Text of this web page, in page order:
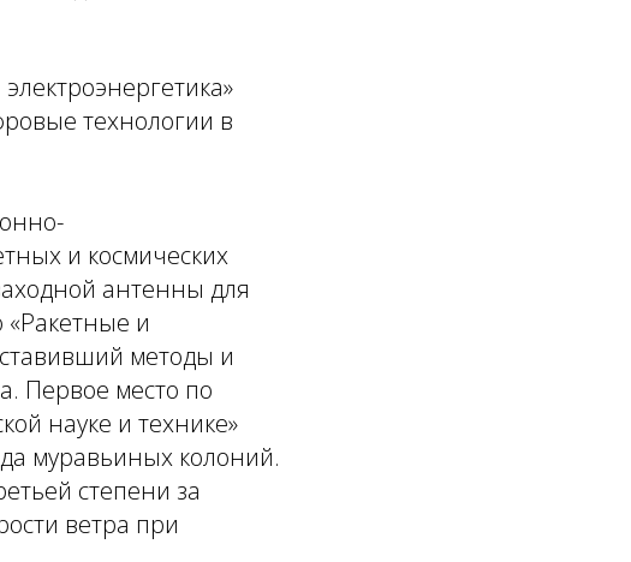
технологии в
и космических
антенны для
и
методы и
Первое место по
науке и технике»
муравьиных колоний.
степени за
ветра при